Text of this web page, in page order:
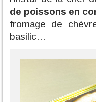
de poissons en
fromage de
basilic…